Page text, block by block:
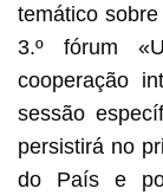
temático
3.º fórum
cooperação
sessão
persistirá no
do País e